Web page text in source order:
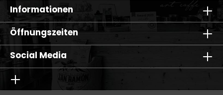
Informationen
Öffnungszeiten
Social Media